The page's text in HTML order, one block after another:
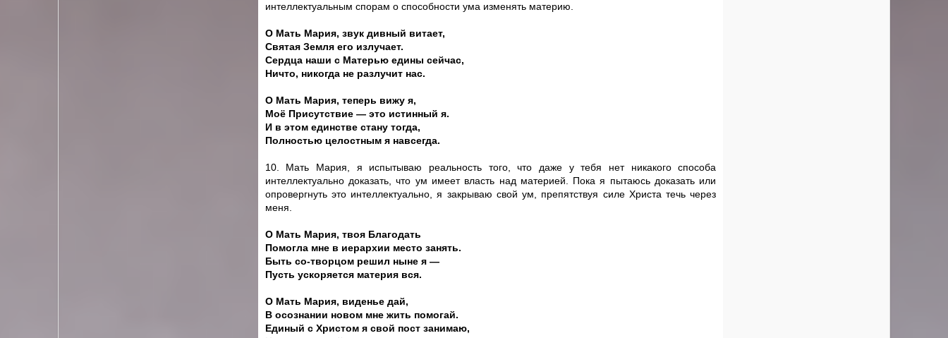
интеллектуальным спорам о способности ума изменять материю.
О Мать Мария, звук дивный витает,
Святая Земля его излучает.
Сердца наши с Матерью едины сейчас,
Ничто, никогда не разлучит нас.
О Мать Мария, теперь вижу я,
Моё Присутствие — это истинный я.
И в этом единстве стану тогда,
Полностью целостным я навсегда.
10. Мать Мария, я испытываю реальность того, что даже у тебя нет никакого способа
интеллектуально доказать, что ум имеет власть над материей. Пока я пытаюсь доказать или
опровергнуть это интеллектуально, я закрываю свой ум, препятствуя силе Христа течь через
меня.
О Мать Мария, твоя Благодать
Помогла мне в иерархии место занять.
Быть со-творцом решил ныне я —
Пусть ускоряется материя вся.
О Мать Мария, виденье дай,
В осознании новом мне жить помогай.
Единый с Христом я свой пост занимаю,